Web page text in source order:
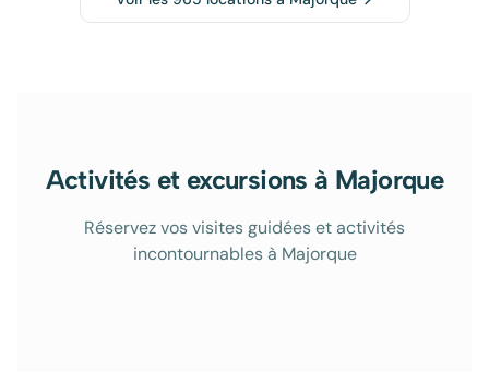
Activités et excursions à Majorque
Réservez vos visites guidées et activités
incontournables à Majorque